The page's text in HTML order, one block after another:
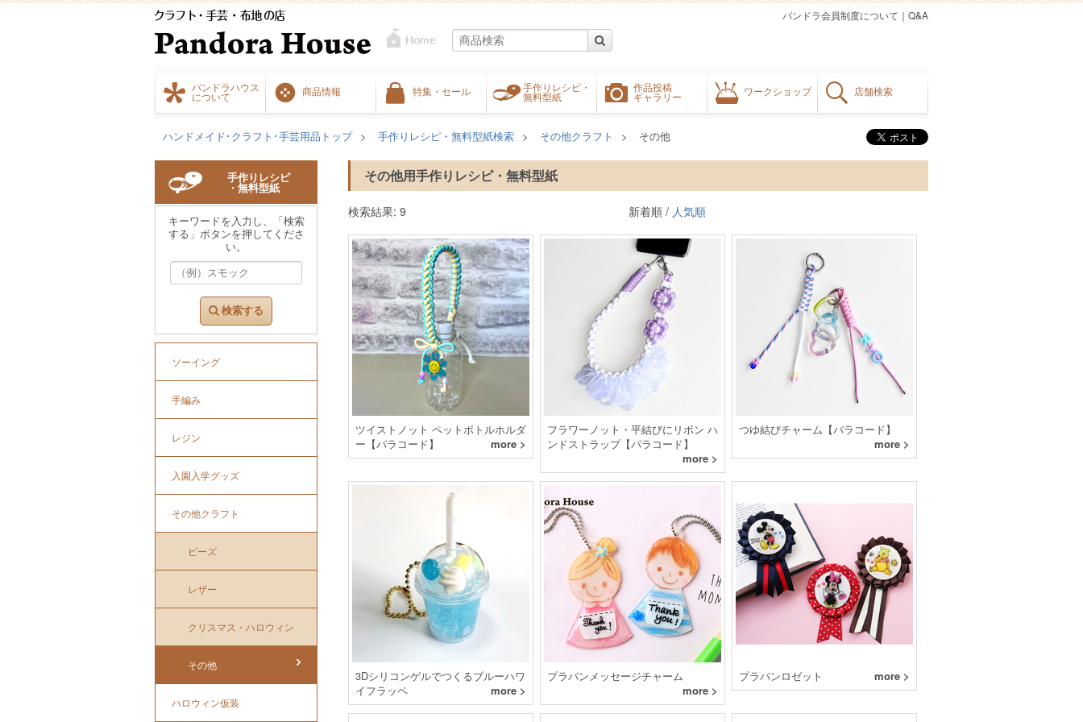
パンドラハウス
について
商品情報 特集・セール
手作りレシピ・
無料型紙
作品投稿
ギャラリー
ワークショップ 店舗検索
Q&A
｜
パンドラ会員制度について
ハンドメイド･クラフト･手芸用品トップ 手作りレシピ・無料型紙検索 その他クラフト その他
その他用手作りレシピ・無料型紙
検索結果: 9 新着順 / 人気順
ツイストノット ペットボトルホルダ
ー【パラコード】
more >
フラワーノット・平結びにリボン ハ
ンドストラップ【パラコード】
more >
つゆ結びチャーム【パラコード】
more >
3Dシリコンゲルでつくるブルーハワ
イフラッペ
more >
プラバンメッセージチャーム
more >
プラバンロゼット more >
手作りレシピ
・無料型紙
キーワードを入力し、「検索
する」ボタンを押してくださ
い。
検索する
ソーイング
手編み
レジン
入園入学グッズ
その他クラフト
ビーズ
レザー
クリスマス・ハロウィン
その他
ハロウィン仮装